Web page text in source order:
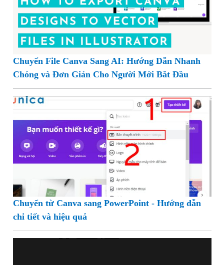
Chuyển File Canva Sang AI: Hướng Dẫn Nhanh
Chóng và Đơn Giản Cho Người Mới Bắt Đầu
Chuyển từ Canva sang PowerPoint - Hướng dẫn
chi tiết và hiệu quả